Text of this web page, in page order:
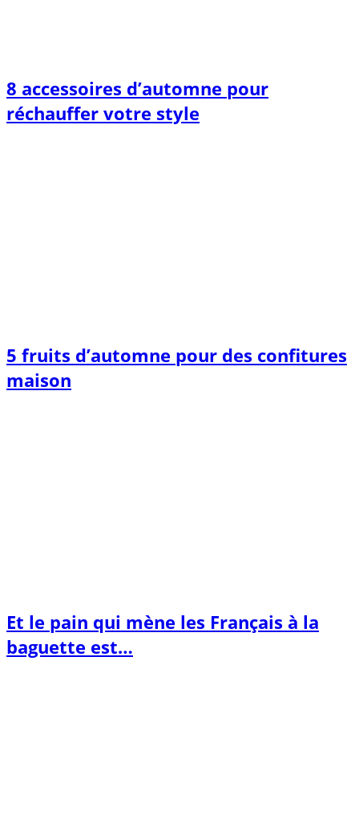
8 accessoires d’automne pour
réchauffer votre style
5 fruits d’automne pour des confitures
maison
Et le pain qui mène les Français à la
baguette est…